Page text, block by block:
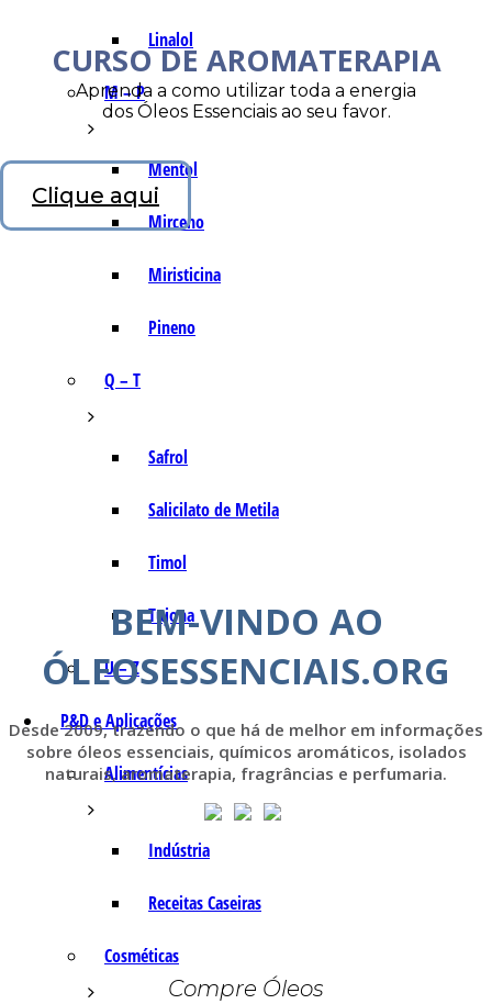
Linalol
M – P
Mentol
Mirceno
Miristicina
Pineno
Q – T
Safrol
Salicilato de Metila
Timol
Tujona
U – Z
P&D e Aplicações
Alimentícias
Indústria
Receitas Caseiras
Cosméticas
CURSO DE AROMATERAPIA
Aprenda a como utilizar toda a energia
dos Óleos Essenciais ao seu favor.
Clique aqui
BEM-VINDO AO
ÓLEOSESSENCIAIS.ORG
Desde 2009, trazendo o que há de melhor em informações
sobre óleos essenciais, químicos aromáticos, isolados
naturais, aromaterapia, fragrâncias e perfumaria.
Compre Óleos